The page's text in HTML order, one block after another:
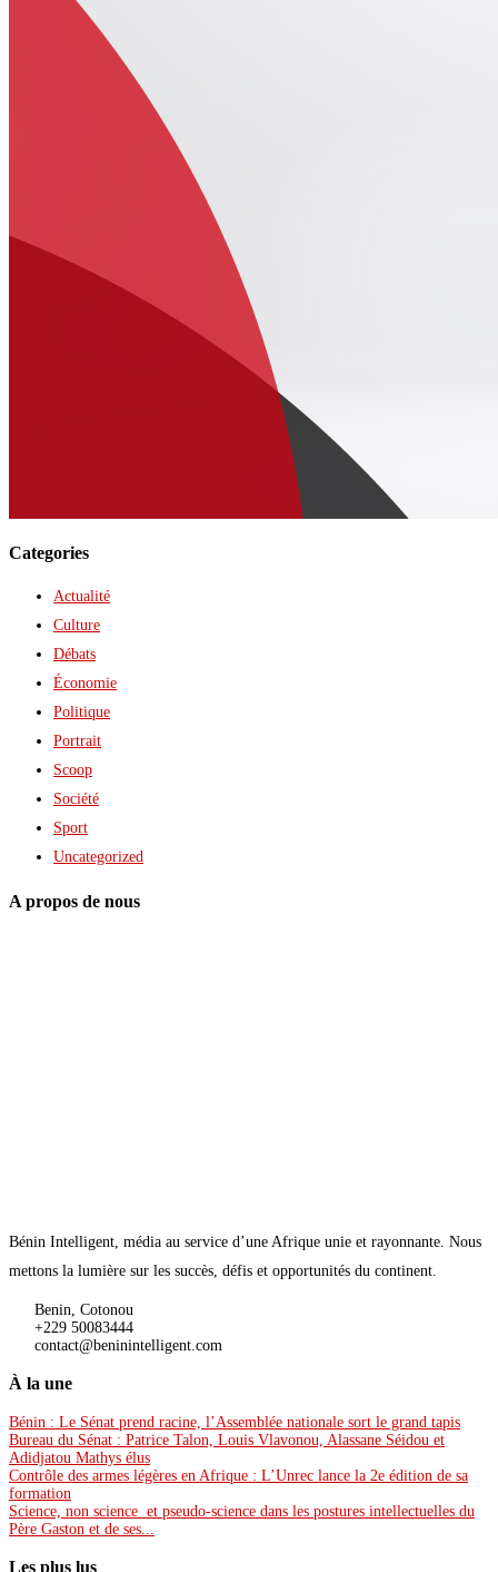
Categories
Actualité
Culture
Débats
Économie
Politique
Portrait
Scoop
Société
Sport
Uncategorized
A propos de nous
Bénin Intelligent, média au service d’une Afrique unie et rayonnante. Nous
mettons la lumière sur les succès, défis et opportunités du continent.
Benin, Cotonou
+229 50083444
contact@beninintelligent.com
À la une
Bénin : Le Sénat prend racine, l’Assemblée nationale sort le grand tapis
Bureau du Sénat : Patrice Talon, Louis Vlavonou, Alassane Séidou et
Adidjatou Mathys élus
Contrôle des armes légères en Afrique : L’Unrec lance la 2e édition de sa
formation
Science, non science et pseudo-science dans les postures intellectuelles du
Père Gaston et de ses...
Les plus lus